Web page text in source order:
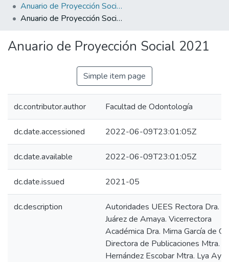
Anuario de Proyección Social 2021
Anuario de Proyección Social 2021
Anuario de Proyección Social 2021
Simple item page
dc.contributor.author Facultad de Odontología
dc.date.accessioned 2022-06-09T23:01:05Z
dc.date.available 2022-06-09T23:01:05Z
dc.date.issued 2021-05
dc.description
Autoridades UEES Rectora Dra.
Juárez de Amaya. Vicerrectora
Académica Dra. Mirna García de
Directora de Publicaciones Mtra.
Hernández Escobar Mtra. Lya